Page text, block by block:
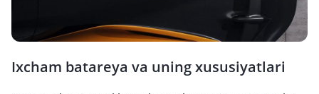
Ixcham batareya va uning xususiyatlari